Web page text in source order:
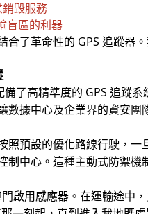
盲區的利器
了革命性的 GPS 追蹤器
備了高精準度的 GPS追蹤系
據中心及企業界的資安團
照預設的優化路線行駛，
制中心。這種主動式防禦機
啟用感應器。在運輸途中